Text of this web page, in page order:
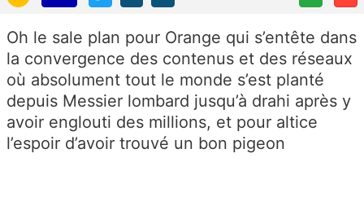
Oh le sale plan pour Orange qui s’entête dans
la convergence des contenus et des réseaux
où absolument tout le monde s’est planté
depuis Messier lombard jusqu’à drahi après y
avoir englouti des millions, et pour altice
l’espoir d’avoir trouvé un bon pigeon